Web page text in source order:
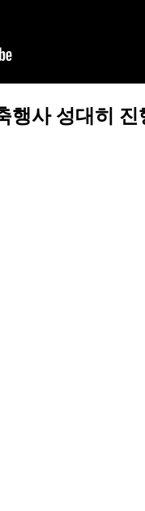
행사 성대히 진